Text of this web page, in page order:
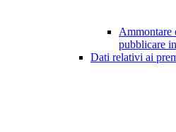
Ammontare
pubblicare
Dati relativi ai